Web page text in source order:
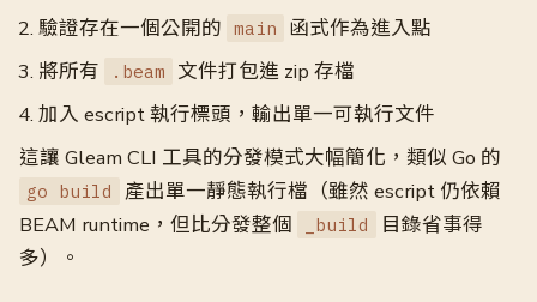
驗證存在一個公開的 main
函式作為進入點
將所有
.beam
文件打包進 zip 存檔
加入 escript 執行標頭，輸出單一可執行文件
這讓 Gleam CLI 工具的分發模式大幅簡化，類似 Go 的
go build
產出單一靜態執行檔（雖然 escript 仍依賴
BEAM runtime，但比分發整個
_build
目錄省事得
多）。